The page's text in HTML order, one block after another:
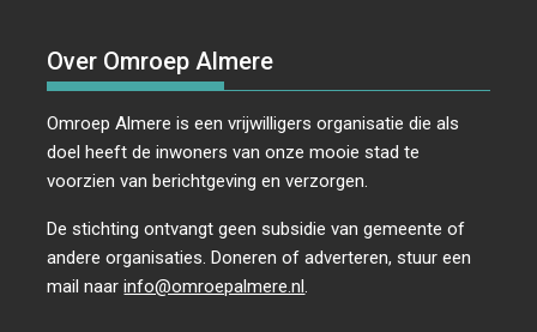
Over Omroep Almere
Omroep Almere is een vrijwilligers organisatie die als
doel heeft de inwoners van onze mooie stad te
voorzien van berichtgeving en verzorgen.
De stichting ontvangt geen subsidie van gemeente of
andere organisaties. Doneren of adverteren, stuur een
mail naarinfo@omroepalmere.nl.